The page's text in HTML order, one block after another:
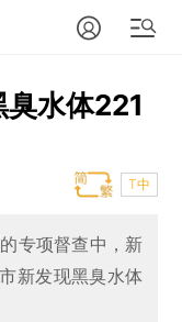
水体221
T中
专项督查中，新
新发现黑臭水体